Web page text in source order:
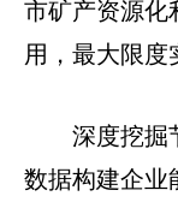
市矿产资源化
用，最大限度
深度挖掘
数据构建企业